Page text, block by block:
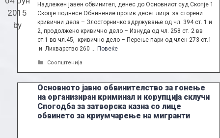
2015
by
Надлежен јавен обвинител, денес до Основниот суд Скопје 1
Скопје поднесе Обвинение против десет лица за сторени
кривични дела – Злосторничко здружување од чл. 394 ст. 1 и
2, продолжено кривично дело – Изнуда од чл. 258 ст. 2 вв
ст.1 вв чл.45, кривично дело – Перење пари од член 273 ст.1
и Лихварство 260 … Повеќе
Categories
Соопштенија
Основното јавно обвинителство за гонење
на организиран криминал и корупција склучи
Спогодба за затворска казна со лице
обвинето за криумчарење на мигранти